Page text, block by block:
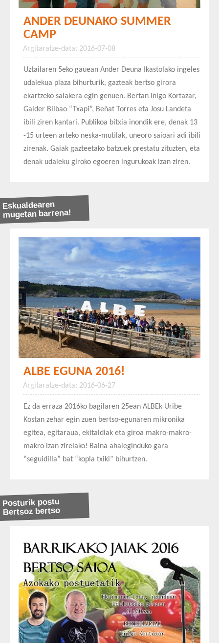
ANDER DEUNAKO SUMMER
CAMP
Argitaratze-data: 2016-07-08
Uztailaren 5eko gauean Ander Deuna Ikastolako ingeles
udalekua plaza bihurturik, gazteak bertso girora
ekartzeko saiakera egin genuen. Bertan Iñigo Kortazar,
Galder Bilbao “Txapi”, Beñat Torres eta Josu Landeta
ibili ziren kantari. Publikoa bitxia inondik ere, denak 13
-15 urteen arteko neska-mutilak, uneoro saioari adi ibili
zirenak. Gaiak gazteetako batzuek prestatu zituzten, eta
denak udaleku giroko egoeren ingurukoak izan ziren.
Eskualdearen
mugetan barrena!
ALBE EGUNA 2016!
Argitaratze-data: 2016-06-27
Ez da erraza 2016ko bagilaren 25ean ALBEk Uribe
Kostan zehar egin zuen bertso-egunaren mikronika
egitea, egitaraua, ekitaldiak eta giroa makro-makro-
makro izan zirelako! Baina ahaleginduko gara
“seguidilla” bat “kopla txiki” bihurtzen.
Posturik postu
Bertsoz bertso